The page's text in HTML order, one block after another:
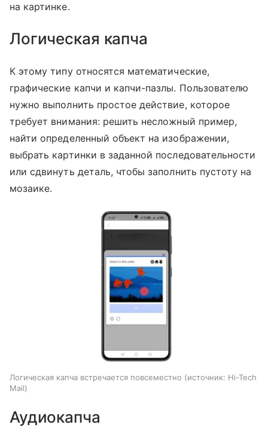
на картинке.
Логическая капча
К этому типу относятся математические,
графические капчи и капчи-пазлы. Пользователю
нужно выполнить простое действие, которое
требует внимания: решить несложный пример,
найти определенный объект на изображении,
выбрать картинки в заданной последовательности
или сдвинуть деталь, чтобы заполнить пустоту на
мозаике.
Логическая капча встречается повсеместно источник: Hi-Tech
Mail
Аудиокапча